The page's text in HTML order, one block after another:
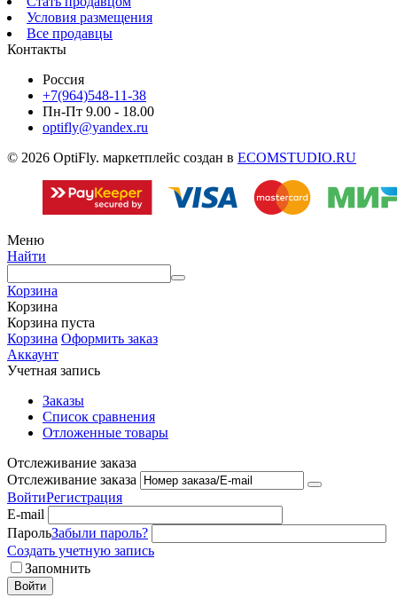
Условия размещения
Все продавцы
Контакты
Россия
+7(964)548-11-38
Пн-Пт 9.00 - 18.00
optifly@yandex.ru
© 2026 OptiFly. маркетплейс создан в ECOMSTUDIO.RU
Меню
Найти
Корзина
Корзина
Корзина пуста
Корзина Оформить заказ
Аккаунт
Учетная запись
Заказы
Список сравнения
Отложенные товары
Отслеживание заказа
Отслеживание заказа
ВойтиРегистрация
E-mail
ПарольЗабыли пароль?
Создать учетную запись
Запомнить
Войти